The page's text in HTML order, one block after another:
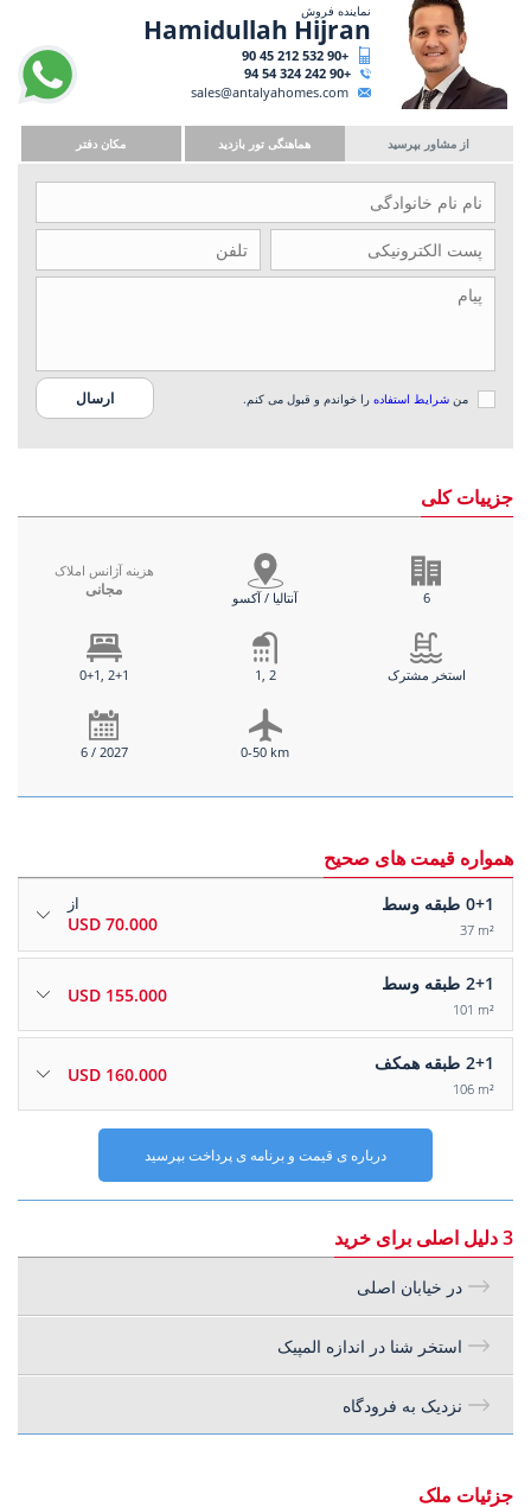
نماینده فروش
Hamidullah Hijran
+90 532 212 45 90
+90 242 324 54 94
sales@antalyahomes.com
از مشاور بپرسید هماهنگی تور بازدید مکان دفتر
من شرایط استفاده را خواندم و قبول می کنم.
جزییات کلی
هزینه آژانس املاک
مجانی آنتالیا / آکسو 6
0+1, 2+1 1, 2 استخر مشترک
6 / 2027 0-50 km
همواره قیمت های صحیح
0+1 طبقه وسط
37 m²
از
70.000 USD
2+1 طبقه وسط
101 m²
155.000 USD
2+1 طبقه همکف
106 m²
160.000 USD
درباره ی قیمت و برنامه ی پرداخت بپرسید
3 دلیل اصلی برای خرید
در خیابان اصلی
استخر شنا در اندازه المپیک
نزدیک به فرودگاه
جزئیات ملک